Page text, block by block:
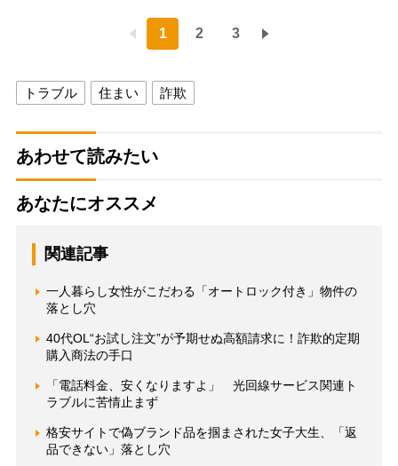
1 2 3
トラブル 住まい 詐欺
あわせて読みたい
あなたにオススメ
関連記事
一人暮らし女性がこだわる「オートロック付き」物件の
落とし穴
40代OL“お試し注文”が予期せぬ高額請求に！詐欺的定期
購入商法の手口
「電話料金、安くなりますよ」 光回線サービス関連ト
ラブルに苦情止まず
格安サイトで偽ブランド品を掴まされた女子大生、「返
品できない」落とし穴